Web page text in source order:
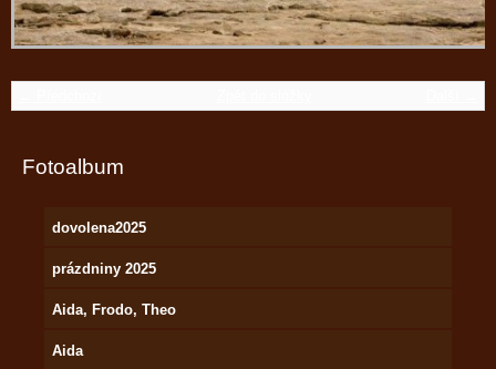
Fotoalbum
dovolena2025
prázdniny 2025
Aida, Frodo, Theo
Aida